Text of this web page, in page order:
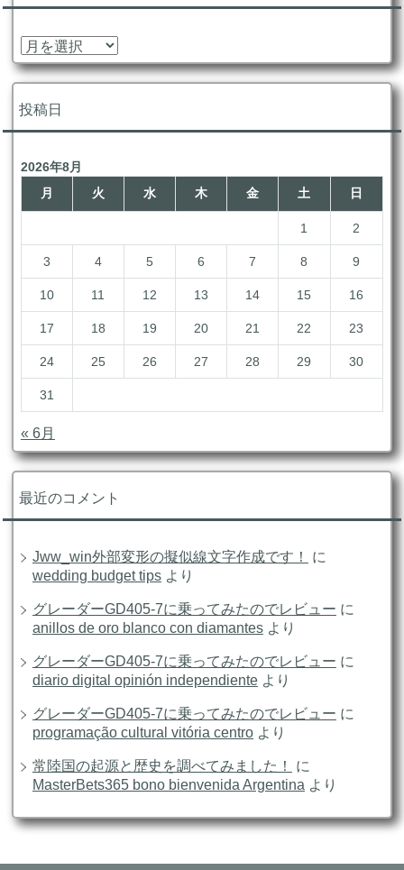
ア
ー
カ
イ
ブ
投稿日
2026年8月
月
火 水 木 金 土 日
1 2
3 4 5 6 7 8 9
10 11 12 13 14 15 16
17 18 19 20 21 22 23
24 25 26 27 28 29 30
31
« 6月
最近のコメント
Jww_win外部変形の擬似線文字作成です！
に
wedding budget tipsより
グレーダーGD405-7に乗ってみたのでレビュー に
anillos de oro blanco con diamantesより
グレーダーGD405-7に乗ってみたのでレビュー に
diario digital opinión independienteより
グレーダーGD405-7に乗ってみたのでレビュー に
programação cultural vitória centroより
常陸国の起源と歴史を調べてみました！
に
MasterBets365 bono bienvenida Argentina より